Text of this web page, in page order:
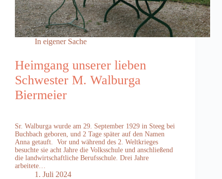
In eigener Sache
Heimgang unserer lieben
Schwester M. Walburga
Biermeier
Sr. Walburga wurde am 29. September 1929 in Steeg bei
Buchbach geboren, und 2 Tage später auf den Namen
Anna getauft. Vor und während des 2. Weltkrieges
besuchte sie acht Jahre die Volksschule und anschließend
die landwirtschaftliche Berufsschule. Drei Jahre
arbeitete…
1. Juli 2024